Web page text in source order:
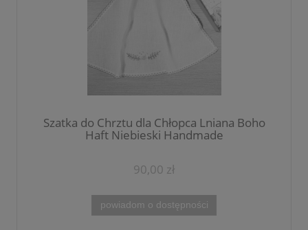
Szatka do Chrztu dla Chłopca Lniana Boho
Haft Niebieski Handmade
90,00 zł
powiadom o dostępności